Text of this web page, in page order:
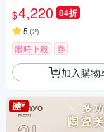
紅)
$4,220 84折
5 (2)
限時下殺 券
加入購物